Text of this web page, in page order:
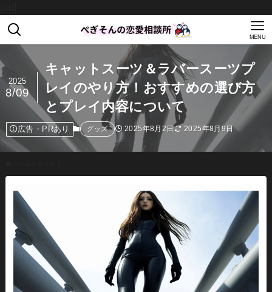
MENU
キャットスーツ＆ラバースーツプ
レイのやり方！おすすめの選び方
とプレイ内容について
2025
8/09
広告・PRあり グッズ 2025年8月2日 2025年8月9日